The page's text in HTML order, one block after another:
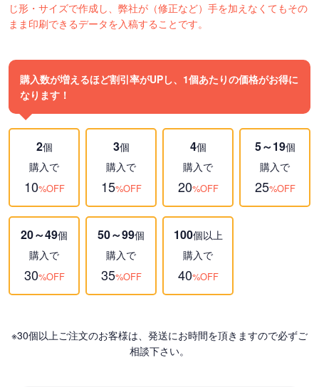
じ形・サイズで作成し、弊社が（修正など）手を加えなくてもその
まま印刷できるデータを入稿することです。
購入数が増えるほど割引率がUPし、1個あたりの価格がお得に
なります！
2個
購入で
10%OFF
3個
購入で
15%OFF
4個
購入で
20%OFF
5～19個
購入で
25%OFF
20～49個
購入で
30%OFF
50～99個
購入で
35%OFF
100個以上
購入で
40%OFF
※30個以上ご注文のお客様は、発送にお時間を頂きますので必ずご
相談下さい。